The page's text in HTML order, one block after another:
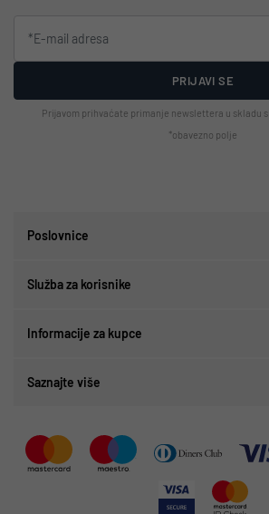
PRIJAVI SE
Prijavom prihvaćate primanje newslettera u skladu s
*obavezno polje
Poslovnice
Služba za korisnike
Informacije za kupce
Saznajte više